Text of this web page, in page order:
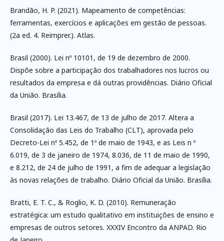
Brandão, H. P. (2021). Mapeamento de competências:
ferramentas, exercícios e aplicações em gestão de pessoas.
(2a ed. 4. Reimprer.). Atlas.
Brasil (2000). Lei nº 10101, de 19 de dezembro de 2000.
Dispõe sobre a participação dos trabalhadores nos lucros ou
resultados da empresa e dá outras providências. Diário Oficial
da União. Brasília.
Brasil (2017). Lei 13.467, de 13 de julho de 2017. Altera a
Consolidação das Leis do Trabalho (CLT), aprovada pelo
Decreto-Lei nº 5.452, de 1º de maio de 1943, e as Leis n º
6.019, de 3 de janeiro de 1974, 8.036, de 11 de maio de 1990,
e 8.212, de 24 de julho de 1991, a fim de adequar a legislação
às novas relações de trabalho. Diário Oficial da União. Brasília.
Bratti, E. T. C., & Roglio, K. D. (2010). Remuneração
estratégica: um estudo qualitativo em instituições de ensino e
empresas de outros setores. XXXIV Encontro da ANPAD. Rio